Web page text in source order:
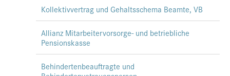
Kollektivvertrag und Gehaltsschema Beamte, VB
Allianz Mitarbeitervorsorge- und betriebliche
Pensionskasse
Behindertenbeauftragte und